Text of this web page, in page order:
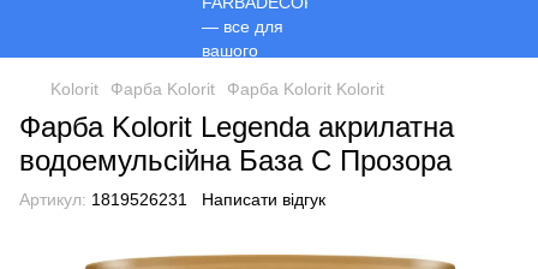
Kolorit Фарба Kolorit Фарба Kolorit Kolorit
Фарба Kolorit Legenda акрилатна
водоемульсійна База С Прозора
Артикул: 1819526231 Написати відгук